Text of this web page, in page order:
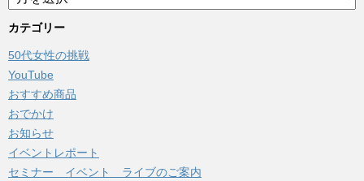
ー
カ
ブ
カテゴリー
50代女性の挑戦
YouTube
おすすめ商品
おでかけ
お知らせ
イベントレポート
セミナー イベント ライブのご案内